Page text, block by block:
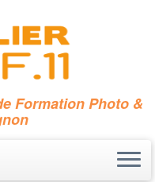
Formation Photo &